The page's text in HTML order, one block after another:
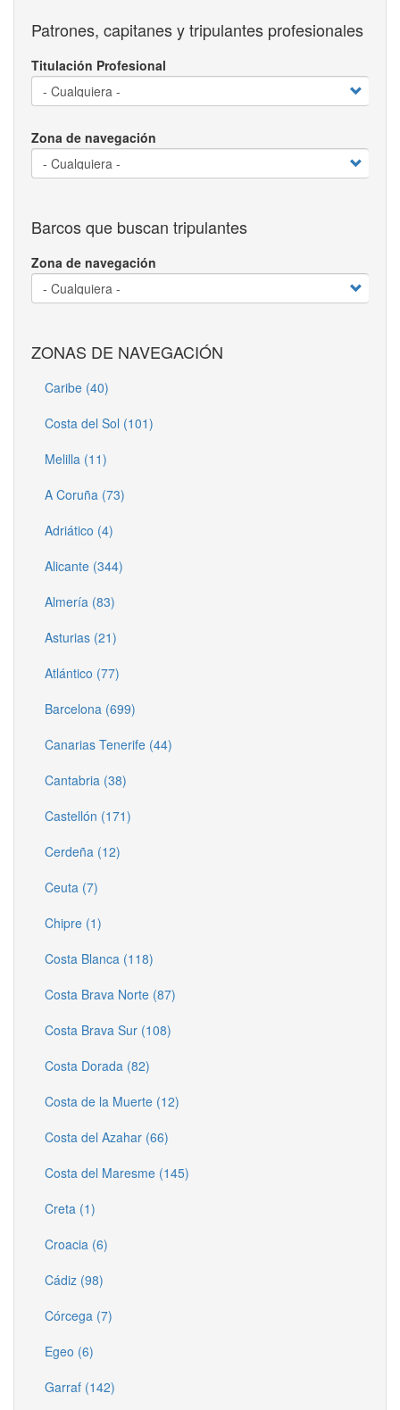
Patrones, capitanes y tripulantes profesionales
Titulación Profesional
Zona de navegación
Barcos que buscan tripulantes
Zona de navegación
ZONAS DE NAVEGACIÓN
Caribe (40)
Costa del Sol (101)
Melilla (11)
A Coruña (73)
Adriático (4)
Alicante (344)
Almería (83)
Asturias (21)
Atlántico (77)
Barcelona (699)
Canarias Tenerife (44)
Cantabria (38)
Castellón (171)
Cerdeña (12)
Ceuta (7)
Chipre (1)
Costa Blanca (118)
Costa Brava Norte (87)
Costa Brava Sur (108)
Costa Dorada (82)
Costa de la Muerte (12)
Costa del Azahar (66)
Costa del Maresme (145)
Creta (1)
Croacia (6)
Cádiz (98)
Córcega (7)
Egeo (6)
Garraf (142)